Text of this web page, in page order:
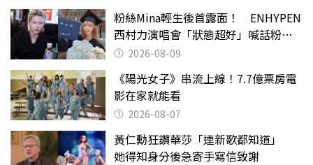
粉絲Mina輕生後首露面！ ENHYPEN
西村力演唱會「狀態超好」喊話粉
絲：我們心意相通
2026-08-09
《陽光女子》串流上線！7.7億票房電
影在家就能看
2026-08-07
黃仁勳狂讚華莎「連新歌都知道」
她得知身分後急寄手寫信致謝